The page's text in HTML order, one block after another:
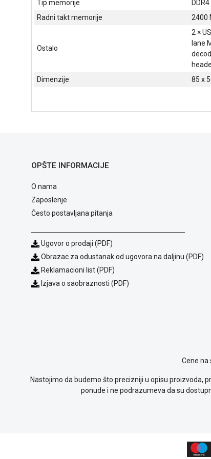
Tip memorije
DDR4
Radni takt memorije
2400
Ostalo
2 ×
lane
Dimenzije
85 x
OPŠTE INFORMACIJE
O nama
Zaposlenje
Često postavljana pitanja
Ugovor o prodaji (PDF)
Obrazac za odustanak od ugovora na daljinu (PDF)
Reklamacioni list (PDF)
Izjava o saobraznosti (PDF)
Cene na
Nastojimo da budemo što precizniji u opisu proizvoda,
ponude i ne podrazumeva da su